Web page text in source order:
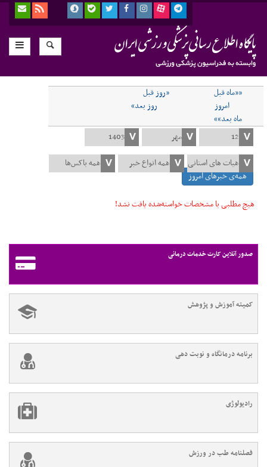
««ماه قبل
«روز قبل
امروز
روز بعد»
ماه بعد»»
همه‌ی خبرهای امروز
هیچ مطلبی با مشخصات خواسته‌شده یافت نشد!
صدور آنلاین کارت خدمات درمانی
کمیته آموزش و پژوهش
برنامه درمانگاه و نوبت دهی
رادیولوژی
فصلنامه طب در ورزش